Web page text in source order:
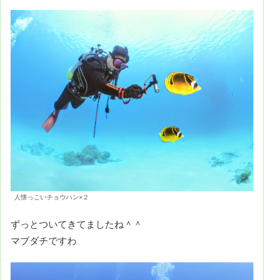
人懐っこいチョウハン×２
ずっとついてきてましたね＾＾
マブダチですわ